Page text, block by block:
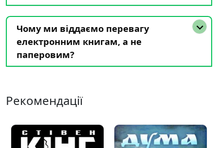
Чому ми віддаємо перевагу
електронним книгам, а не
паперовим?
Рекомендації